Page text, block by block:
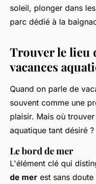
soleil, plonger dans
parc dédié à la
Trouver le lieu
vacances
Quand on parle de
souvent comme une
plaisir. Mais où
aquatique tant désiré ?
Le bord de mer
L'élément clé qui
de mer est sans